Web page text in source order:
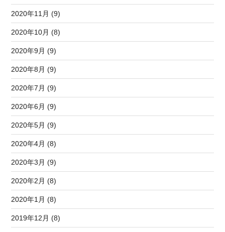
2020年11月 (9)
2020年10月 (8)
2020年9月 (9)
2020年8月 (9)
2020年7月 (9)
2020年6月 (9)
2020年5月 (9)
2020年4月 (8)
2020年3月 (9)
2020年2月 (8)
2020年1月 (8)
2019年12月 (8)